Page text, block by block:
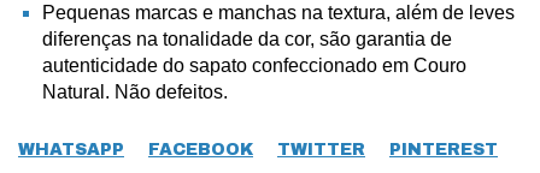
Pequenas marcas e manchas na textura, além de leves
diferenças na tonalidade da cor, são garantia de
autenticidade do sapato confeccionado em Couro
Natural. Não defeitos.
WHATSAPP FACEBOOK TWITTER PINTEREST